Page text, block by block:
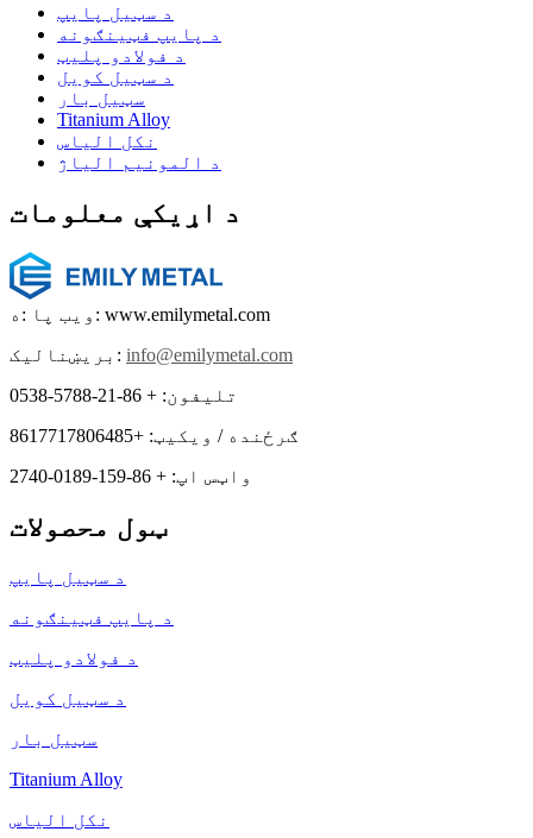
د سټیل پایپ
د پایپ فټینګونه
د فولادو پلیټ
د سټیل کویل
سټیل بار
Titanium Alloy
نکل الیاس
د المونیم الیاژ
د اړیکې معلومات
ویب پا :ه: www.emilymetal.com
بریښنالیک: info@emilymetal.com
تلیفون: + 86-21-5788-0538
ګرځنده / ویکیټ: +8617717806485
واټس اپ: + 86-159-0189-2740
ټول محصولات
د سټیل پایپ
د پایپ فټینګونه
د فولادو پلیټ
د سټیل کویل
سټیل بار
Titanium Alloy
نکل الیاس